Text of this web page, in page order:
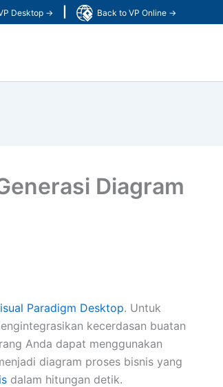
Desktop → Back to VP Online →
Diagram
Paradigm Desktop. Untuk
kecerdasan buatan
Anda dapat menggunakan
diagram proses bisnis yang
dalam hitungan detik.